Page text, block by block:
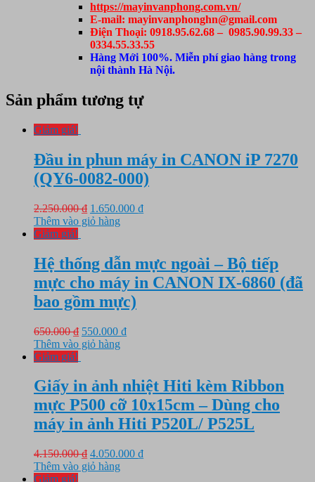
https://mayinvanphong.com.vn/
E-mail: mayinvanphonghn@gmail.com
Điện Thoại: 0918.95.62.68 – 0985.90.99.33 –
0334.55.33.55
Hàng Mới 100%. Miễn phí giao hàng trong
nội thành Hà Nội.
Sản phẩm tương tự
Giảm giá!
Đầu in phun máy in CANON iP 7270
(QY6-0082-000)
2.250.000₫ Giá
gốc
1.650.000 ₫Giá
1.650.000 ₫.
Thêm vào giỏ hàng
Giảm giá!
Hệ thống dẫn mực ngoài – Bộ tiếp
mực cho máy in CANON IX-6860 (đã
bao gồm mực)
650.000₫ Giá
gốc
550.000 ₫Giá
550.000 ₫.
Thêm vào giỏ hàng
Giảm giá!
Giấy in ảnh nhiệt Hiti kèm Ribbon
mực P500 cỡ 10x15cm – Dùng cho
máy in ảnh Hiti P520L/ P525L
4.150.000₫ Giá
gốc
4.050.000 ₫Giá
Thêm vào giỏ hàng
Giảm giá!